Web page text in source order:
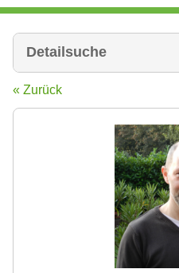
Detailsuche
« Zurück